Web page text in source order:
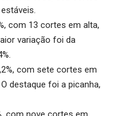
com 13 cortes em alta,
variação foi da
com sete cortes em
destaque foi a picanha,